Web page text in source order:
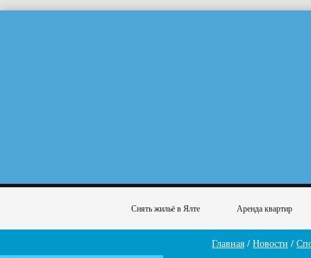
Снять жильё в Ялте Аренда квартир
Главная / Новости /